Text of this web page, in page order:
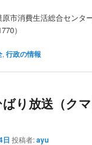
原市消費生活総合センタ
）
,行政の情報
り放送（ク
日 投稿者:ayu